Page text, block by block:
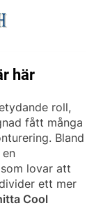
här
roll,
fått många
Bland
lovar att
ett mer
Cool